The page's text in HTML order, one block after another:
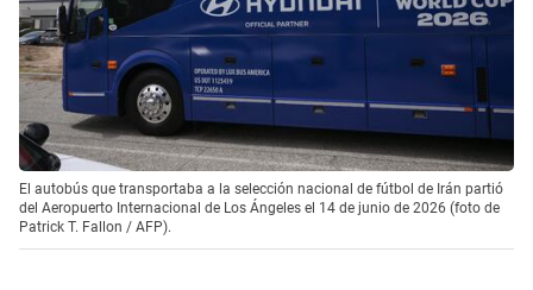
El autobús que transportaba a la selección nacional de fútbol de Irán partió
del Aeropuerto Internacional de Los Ángeles el 14 de junio de 2026 (foto de
Patrick T. Fallon / AFP).